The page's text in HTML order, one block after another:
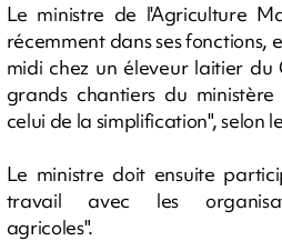
Le ministre de l'Agriculture
récemment dans ses fonctions,
midi chez un éleveur laitier
grands chantiers du
celui de la simplification", selon
Le ministre doit ensuite
travail avec les
agricoles".